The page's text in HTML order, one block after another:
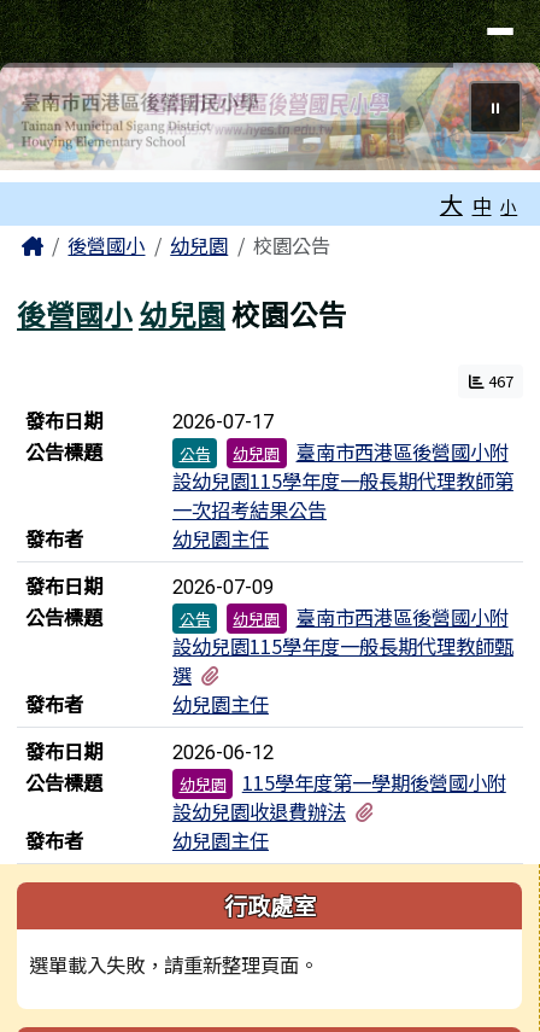
跳至主內容區
臺南市西港區後營國民小學
導覽列
⏸
大 中 小
主內容區域
Home後營國小 幼兒園 校園公告
後營國小幼兒園校園公告
467
新聞列表
發布日期 2026-07-17
公告標題 公告 幼兒園
臺南市西港區後營國小附
設幼兒園115學年度一般長期代理教師第
一次招考結果公告
發布者
幼兒園主任
發布日期
2026-07-09
公告標題 公告 幼兒園
臺南市西港區後營國小附
設幼兒園115學年度一般長期代理教師甄
選
發布者
幼兒園主任
發布日期
2026-06-12
公告標題 幼兒園
115學年度第一學期後營國小附
設幼兒園收退費辦法
發布者
幼兒園主任
左邊區域內容 行政處室
選單載入失敗，請重新整理頁面。
頁尾區域